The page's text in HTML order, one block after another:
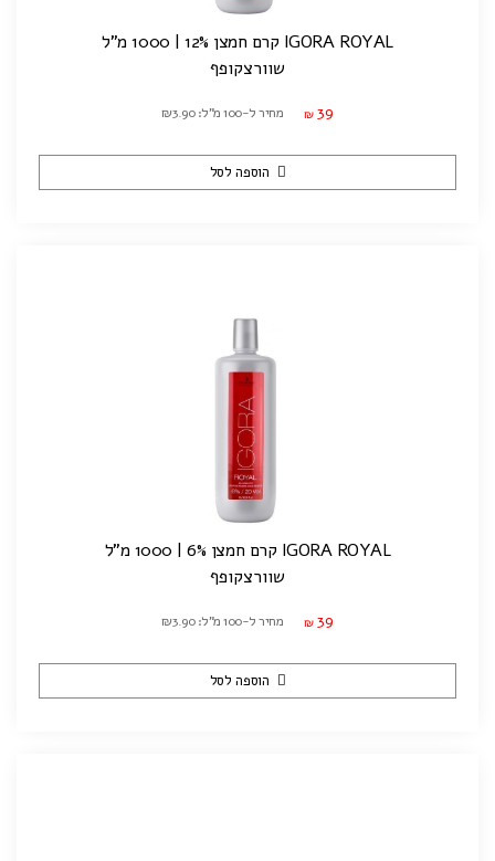
IGORA ROYAL קרם חמצן 12% | 1000 מ"ל
שוורצקופף
₪ 39 מחיר ל-100 מ"ל: ₪3.90
הוספה לסל
IGORA ROYAL קרם חמצן 6% | 1000 מ"ל
שוורצקופף
₪ 39 מחיר ל-100 מ"ל: ₪3.90
הוספה לסל